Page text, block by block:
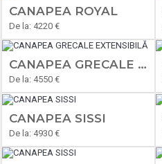
CANAPEA ROYAL
De la: 4220 €
CANAPEA GRECALE EXTENSIBILĂ
De la: 4550 €
CANAPEA SISSI
De la: 4930 €